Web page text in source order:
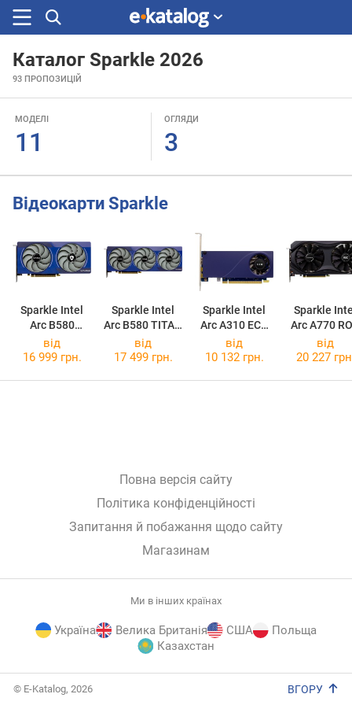
Шукали
Каталог Sparkle 2026
93 ПРОПОЗИЦІЙ
МОДЕЛІ
11
ОГЛЯДИ
3
Відеокарти Sparkle
Sparkle Intel
Arc B580
GUARDIAN
Sparkle Intel
Arc B580 TITAN
OC
Sparkle Intel
Arc A310 ECO
4GB
Sparkle
Arc A770
OC 16GB
від
16 999 грн.
від
17 499 грн.
від
10 132 грн.
від
20 227
Повна версія сайту
Політика конфіденційності
Запитання й побажання щодо сайту
Магазинам
Ми в інших країнах
Україна Велика Британія США
Польща
Казахстан
© E-Katalog, 2026 ВГОРУ